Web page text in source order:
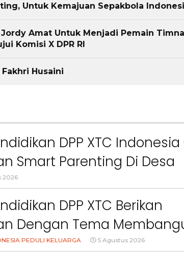
Untuk Kemajuan Sepakbola
Amat Untuk Menjadi Pemain
Komisi X DPR RI
Husaini
DPP XTC
Smart Parenting Di Desa
KBB
2026
DPP XTC Berikan
Dengan Tema
Tua Dalam Menjaga
PEDULI KELUARGA 5 Agustus 2026